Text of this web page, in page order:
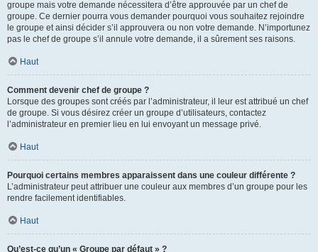
groupe mais votre demande nécessitera d’être approuvée par un chef de
groupe. Ce dernier pourra vous demander pourquoi vous souhaitez rejoindre
le groupe et ainsi décider s’il approuvera ou non votre demande. N’importunez
pas le chef de groupe s’il annule votre demande, il a sûrement ses raisons.
Haut
Comment devenir chef de groupe ?
Lorsque des groupes sont créés par l’administrateur, il leur est attribué un chef
de groupe. Si vous désirez créer un groupe d’utilisateurs, contactez
l’administrateur en premier lieu en lui envoyant un message privé.
Haut
Pourquoi certains membres apparaissent dans une couleur différente ?
L’administrateur peut attribuer une couleur aux membres d’un groupe pour les
rendre facilement identifiables.
Haut
Qu’est-ce qu’un « Groupe par défaut » ?